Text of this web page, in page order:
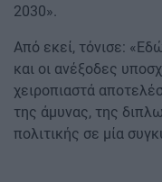
2030».
Από εκεί, τόνισε:
και οι ανέξοδες
χειροπιαστά
της άμυνας, της
πολιτικής σε μία